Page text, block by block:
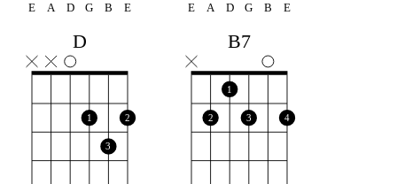
E A D G B E E A D G B E
D
1
3
2
B7
2
1
3 4